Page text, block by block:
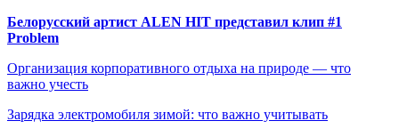
Белорусский артист ALEN HIT представил клип #1
Problem
Организация корпоративного отдыха на природе — что
важно учесть
Зарядка электромобиля зимой: что важно учитывать